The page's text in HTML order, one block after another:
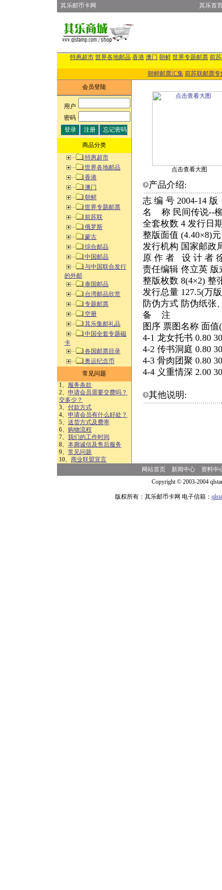
其乐邮币卡网 其乐首
特惠超市 世界各地邮品 香港 澳门 朝鲜 世界专题邮票 前
朝鲜邮票汇集 前苏联邮票专
会员登陆
用户:
密码:
商品分类
特惠超市
世界各地邮品
香港
澳门
朝鲜
世界专题邮票
前苏联
俄罗斯
蒙古
综合邮品
中国邮品
与中国联合发行
的外邮
泰国邮品
台湾邮品欣赏
专题邮票
空册
其乐集邮礼品
中国全套专题磁
卡
各国邮票目录
奥运纪念币
常见问题
1、 服务条款
2、 申请会员需要交费吗？
交多少？
3、 付款方式
4、 申请会员有什么好处？
5、 送货方式及费率
6、 购物流程
7、 我们的工作时间
8、 本廊诚信及售后服务
9、 常见问题
10、 商业联盟宣言
点击查看大图
产品介绍:
志 编 号 2004-14
名 称 民间传说--
全套枚数 4 发行日
整版面值 (4.40×8)
发行机构 国家邮政
原 作 者 设 计 者
责任编辑 佟立英
整版枚数 8(4×2) 整
发行总量 127.5(万
防伪方式 防伪纸张
备 注
图序 票图名称 面
4-1 龙女托书 0.80
4-2 传书洞庭 0.80
4-3 骨肉团聚 0.80
4-4 义重情深 2.00
其他说明:
网站首页 新闻中心
资料中
Copyright © 2003-2004
版权所有：其乐邮币卡网 电子信箱：